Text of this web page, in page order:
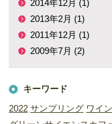
2014年12月 (1)
2013年2月 (1)
2011年12月 (1)
2009年7月 (2)
キーワード
2022 サンプリング ワイ